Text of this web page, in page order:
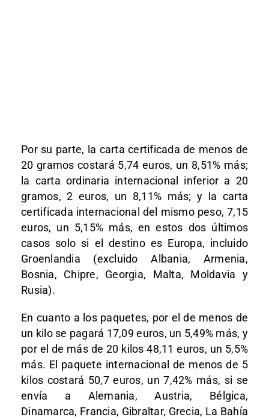
Por su parte, la carta certificada de menos de
20 gramos costará 5,74 euros, un 8,51% más;
la carta ordinaria internacional inferior a 20
gramos, 2 euros, un 8,11% más; y la carta
certificada internacional del mismo peso, 7,15
euros, un 5,15% más, en estos dos últimos
casos solo si el destino es Europa, incluido
Groenlandia (excluido Albania, Armenia,
Bosnia, Chipre, Georgia, Malta, Moldavia y
Rusia).
En cuanto a los paquetes, por el de menos de
un kilo se pagará 17,09 euros, un 5,49% más, y
por el de más de 20 kilos 48,11 euros, un 5,5%
más. El paquete internacional de menos de 5
kilos costará 50,7 euros, un 7,42% más, si se
envía a Alemania, Austria, Bélgica,
Dinamarca, Francia, Gibraltar, Grecia, La Bahía